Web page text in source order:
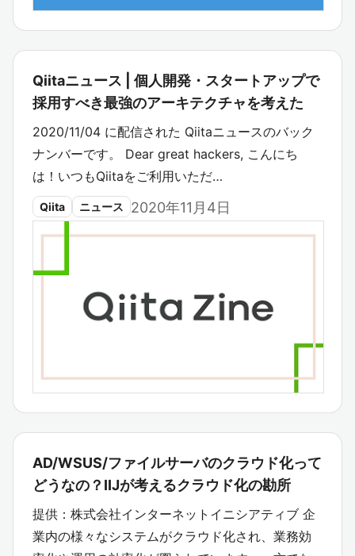
Qiitaニュース | 個人開発・スタートアップで
採用すべき最強のアーキテクチャを考えた
2020/11/04 に配信された Qiitaニュースのバック
ナンバーです。 Dear great hackers, こんにち
は！いつもQiitaをご利用いただ…
Qiita ニュース 2020年11月4日
AD/WSUS/ファイルサーバのクラウド化って
どうなの？IIJが考えるクラウド化の勘所
提供：株式会社インターネットイニシアティブ 企
業内の様々なシステムがクラウド化され、業務効